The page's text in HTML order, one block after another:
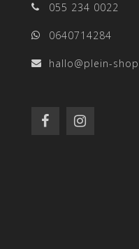
055 234 0022
0640714284
hallo@plein-